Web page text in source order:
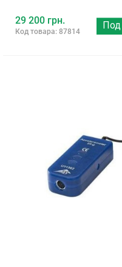
29 200 грн.
Код товара: 87814
Под